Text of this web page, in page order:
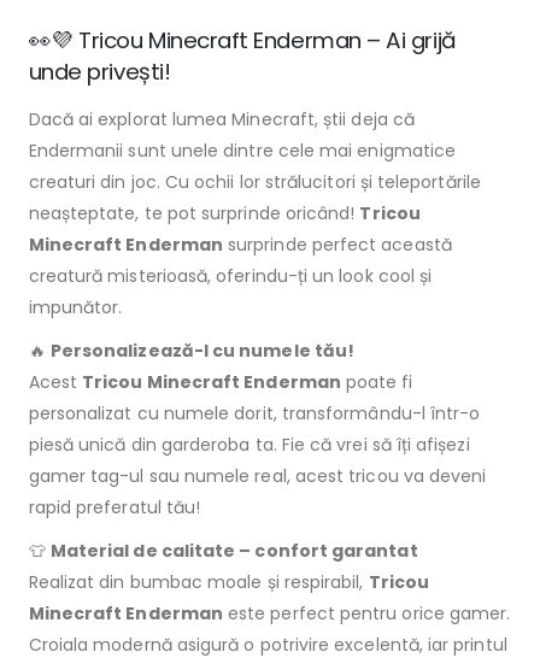
👀💜 Tricou Minecraft Enderman – Ai grijă
unde privești!
Dacă ai explorat lumea Minecraft, știi deja că
Endermanii sunt unele dintre cele mai enigmatice
creaturi din joc. Cu ochii lor strălucitori și teleportările
neașteptate, te pot surprinde oricând! Tricou
Minecraft Enderman surprinde perfect această
creatură misterioasă, oferindu-ți un look cool și
impunător.
🔥 Personalizează-l cu numele tău!
Acest Tricou Minecraft Enderman poate fi
personalizat cu numele dorit, transformându-l într-o
piesă unică din garderoba ta. Fie că vrei să îți afișezi
gamer tag-ul sau numele real, acest tricou va deveni
rapid preferatul tău!
👕 Material de calitate – confort garantat
Realizat din bumbac moale și respirabil, Tricou
Minecraft Enderman este perfect pentru orice gamer.
Croiala modernă asigură o potrivire excelentă, iar printul